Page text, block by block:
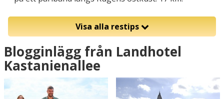
Visa alla restips
Blogginlägg från Landhotel
Kastanienallee